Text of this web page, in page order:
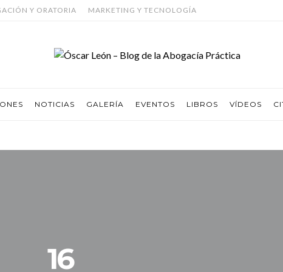
Y ORATORIA MARKETING Y TECNOLOGÍA
NOTICIAS GALERÍA EVENTOS LIBROS VÍDEOS
16